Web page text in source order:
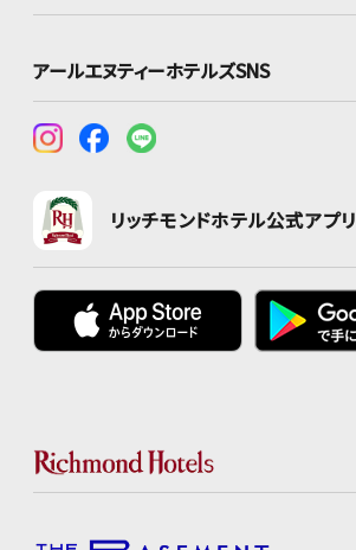
アールエヌティーホテルズSNS
リッチモンドホテル公式アプリ